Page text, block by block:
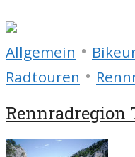
Allgemein •
Radtouren •
Rennradregion